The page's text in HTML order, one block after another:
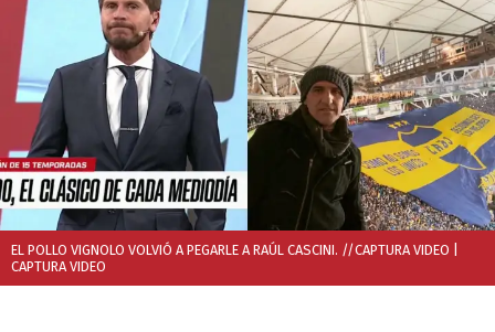
EL POLLO VIGNOLO VOLVIÓ A PEGARLE A RAÚL CASCINI. //CAPTURA VIDEO
CAPTURA VIDEO